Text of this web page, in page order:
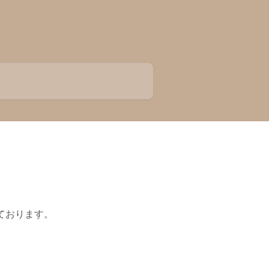
ります。